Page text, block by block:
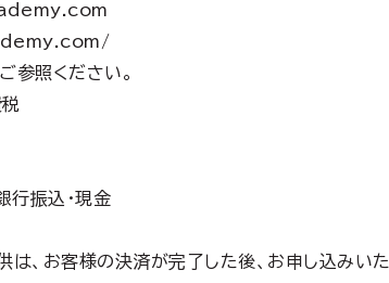
参照ください。
行振込・現金
は、お客様の決済が完了した後、お申し込みい